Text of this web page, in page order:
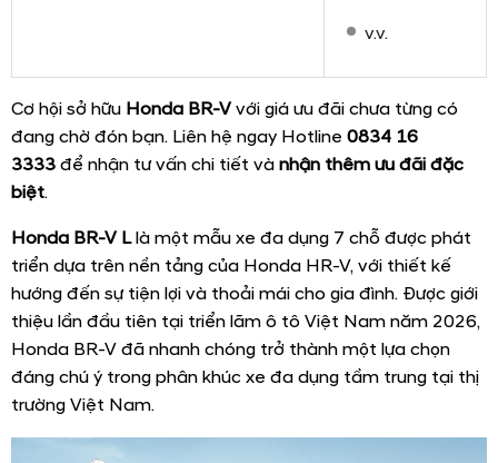
v.v.
Cơ hội sở hữu Honda BR-V với giá ưu đãi chưa từng có
đang chờ đón bạn. Liên hệ ngay Hotline 0834 16
3333 để nhận tư vấn chi tiết và nhận thêm ưu đãi đặc
biệt.
Honda BR-V Llà một mẫu xe đa dụng 7 chỗ được phát
triển dựa trên nền tảng của Honda HR-V, với thiết kế
hướng đến sự tiện lợi và thoải mái cho gia đình. Được giới
thiệu lần đầu tiên tại triển lãm ô tô Việt Nam năm 2026,
Honda BR-V đã nhanh chóng trở thành một lựa chọn
đáng chú ý trong phân khúc xe đa dụng tầm trung tại thị
trường Việt Nam.